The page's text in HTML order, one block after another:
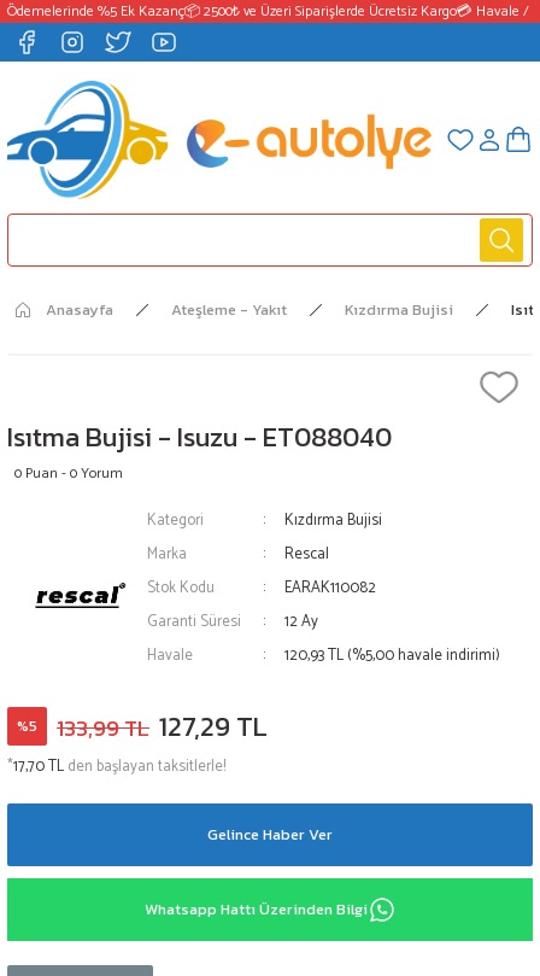
%5 Ek Kazanç📦 2500₺ ve Üzeri Siparişlerde Ücretsiz Kargo💳 Havale /
Anasayfa Ateşleme - Yakıt Kızdırma Bujisi
Isıtma Bujisi - Isuzu - ET088040
0 Puan - 0 Yorum
Kategori
Kızdırma Bujisi
Marka
Rescal
Stok Kodu
EARAK110082
Garanti Süresi
12 Ay
Havale
120,93 TL (%5,00 havale indirimi)
%5 133,99 TL 127,29 TL
*17,70 TLden başlayan taksitlerle!
Gelince Haber Ver
Whatsapp Hattı Üzerinden Bilgi